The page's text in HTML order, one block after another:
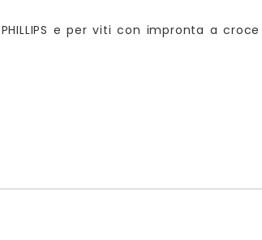
e per viti con impronta a croce